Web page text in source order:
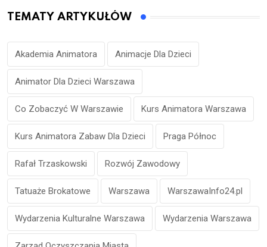
TEMATY ARTYKUŁÓW
Akademia Animatora Animacje Dla Dzieci
Animator Dla Dzieci Warszawa
Co Zobaczyć W Warszawie Kurs Animatora Warszawa
Kurs Animatora Zabaw Dla Dzieci Praga Północ
Rafał Trzaskowski Rozwój Zawodowy
Tatuaże Brokatowe Warszawa WarszawaInfo24.pl
Wydarzenia Kulturalne Warszawa Wydarzenia Warszawa